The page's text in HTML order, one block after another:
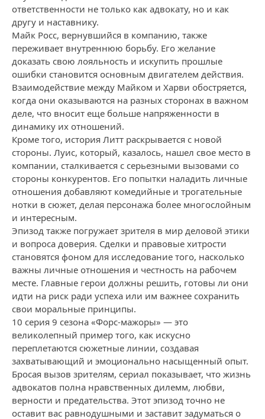
ответственности не только как адвокату, но и как
другу и наставнику.
Майк Росс, вернувшийся в компанию, также
переживает внутреннюю борьбу. Его желание
доказать свою лояльность и искупить прошлые
ошибки становится основным двигателем действия.
Взаимодействие между Майком и Харви обостряется,
когда они оказываются на разных сторонах в важном
деле, что вносит еще больше напряженности в
динамику их отношений.
Кроме того, история Литт раскрывается с новой
стороны. Луис, который, казалось, нашел свое место в
компании, сталкивается с серьезными вызовами со
стороны конкурентов. Его попытки наладить личные
отношения добавляют комедийные и трогательные
нотки в сюжет, делая персонажа более многослойным
и интересным.
Эпизод также погружает зрителя в мир деловой этики
и вопроса доверия. Сделки и правовые хитрости
становятся фоном для исследование того, насколько
важны личные отношения и честность на рабочем
месте. Главные герои должны решить, готовы ли они
идти на риск ради успеха или им важнее сохранить
свои моральные принципы.
10 серия 9 сезона «Форс-мажоры» — это
великолепный пример того, как искусно
переплетаются сюжетные линии, создавая
захватывающий и эмоционально насыщенный опыт.
Бросая вызов зрителям, сериал показывает, что жизнь
адвокатов полна нравственных дилемм, любви,
верности и предательства. Этот эпизод точно не
оставит вас равнодушными и заставит задуматься о